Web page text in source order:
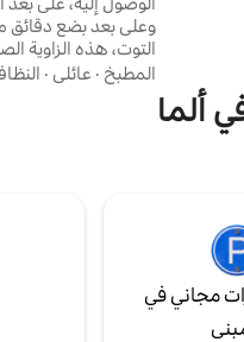
وعلى بعد بضع دقائق
مواسم تتميز بأرض
المطبخ · عائلي ·
ألما
مجاني في